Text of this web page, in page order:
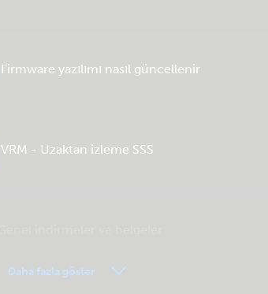
Firmware yazılımı nasıl güncellenir
VRM - Uzaktan izleme SSS
Daha fazla göster